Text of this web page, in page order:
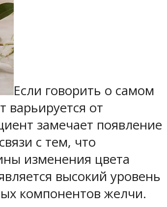
Если говорить о самом
варьируется от
замечает появление
с тем, что
изменения цвета
высокий уровень
компонентов желчи.